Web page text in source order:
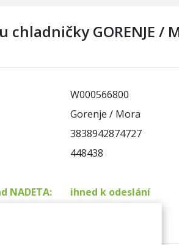
chladničky GORENJE /
W000566800
Gorenje / Mora
3838942874727
448438
NADETA:
ihned k odeslání
na prodejně 1 ks